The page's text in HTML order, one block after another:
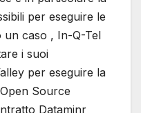
per eseguire le
un caso , In-Q-Tel
i suoi
per eseguire la
Source
Dataminr